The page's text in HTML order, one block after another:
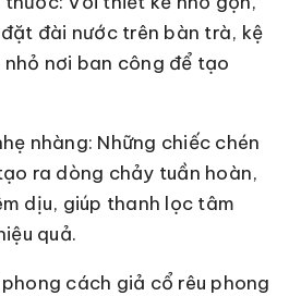
đài nước trên bàn trà, kệ
nơi ban công để tạo
nhàng: Những chiếc chén
ra dòng chảy tuần hoàn,
dịu, giúp thanh lọc tâm
quả.
cách giả cổ rêu phong